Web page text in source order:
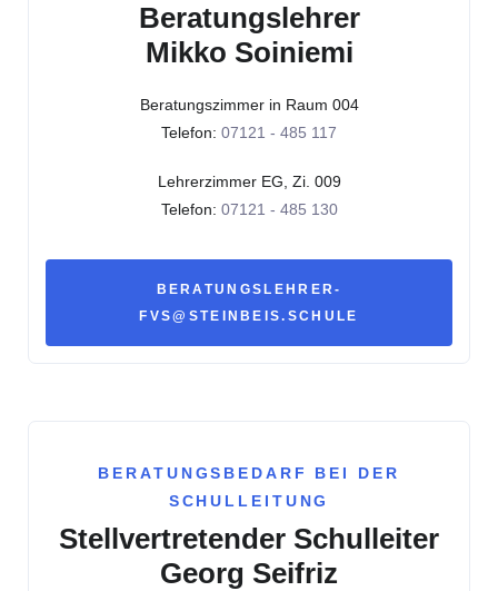
Beratungslehrer
Mikko Soiniemi
Beratungszimmer in Raum 004
Telefon: 07121 - 485 117
Lehrerzimmer EG, Zi. 009
Telefon: 07121 - 485 130
BERATUNGSLEHRER-
FVS@STEINBEIS.SCHULE
BERATUNGSBEDARF BEI DER
SCHULLEITUNG
Stellvertretender Schulleiter
Georg Seifriz